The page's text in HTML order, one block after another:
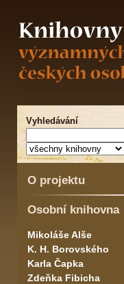
Vyhledávání
O projektu
Osobní knihovna
Mikoláše Alše
K. H. Borovského
Karla Čapka
Zdeňka Fibicha